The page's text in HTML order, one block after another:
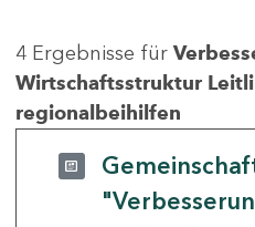
4 Ergebnisse für
Wirtschaftsstruktur
regionalbeihilfen